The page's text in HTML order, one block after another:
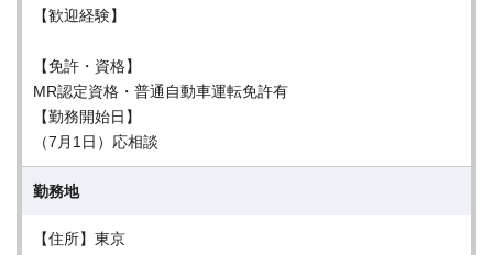
【歓迎経験】
【免許・資格】
MR認定資格・普通自動車運転免許有
【勤務開始日】
（7月1日）応相談
勤務地
【住所】東京